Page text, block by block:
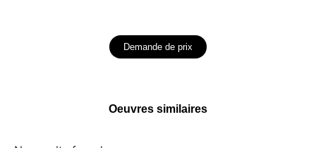
Demande de prix
Oeuvres similaires